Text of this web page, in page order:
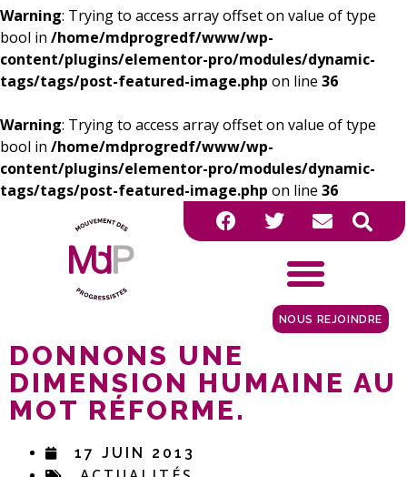
Warning: Trying to access array offset on value of type
bool in /home/mdprogredf/www/wp-
content/plugins/elementor-pro/modules/dynamic-
tags/tags/post-featured-image.php on line 36
Warning: Trying to access array offset on value of type
bool in /home/mdprogredf/www/wp-
content/plugins/elementor-pro/modules/dynamic-
tags/tags/post-featured-image.php on line 36
NOUS REJOINDRE
DONNONS UNE
DIMENSION HUMAINE AU
MOT RÉFORME.
17 JUIN 2013